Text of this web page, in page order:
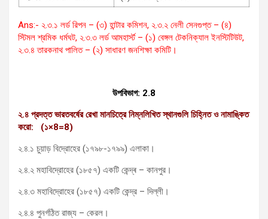
Ans:- ২.৩.১ লর্ড রিপন – (৩) হান্টার কমিশন, ২.৩.২ নেলী সেনগুপ্ত – (৪)
স্টিমল শ্রমিক ধর্মঘট, ২.৩.৩ লর্ড আমহার্স্ট – (১) বেঙ্গল টেকনিক্যাল ইনস্টিটিউট,
২.৩.৪ তারকনাথ পালিত – (২) সাধারণ জনশিক্ষা কমিটি।
উপবিভাগ: 2.8
২.৪ প্রদত্ত ভারতবর্ষের রেখা মানচিত্রে নিম্নলিখিত স্থানগুলি চিহ্নিত ও নামাঙ্কিত
করো: (১×8=8)
২.৪.১ চুয়াড় বিদ্রোহের (১৭৯৮-১৭৯৯) এলাকা।
২.৪.২ মহাবিদ্রোহের (১৮৫৭) একটি কেন্দ্ৰ – কানপুর।
২.৪.৩ মহাবিদ্রোহের (১৮৫৭) একটি কেন্দ্র – দিল্লী।
২.৪.৪ পুনর্গঠিত রাজ্য – কেরল।